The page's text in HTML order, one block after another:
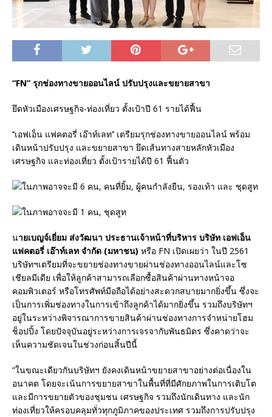
“FN” รุกช่องทางขายออนไลน์ ปรับปรุงและขยายสาขา
ยึดหัวเมืองเศรษฐกิจ-ท่องเที่ยว ตั้งเป้าปี 61 รายได้ฟื้น
‘‘เอฟเอ็น แฟคตอรี่ เอ๊าท์เลท’’ เตรียมรุกช่องทางขายออนไลน์ พร้อม
เดินหน้าปรับปรุง และขยายสาขา ยึดเส้นทางสายหลักหัวเมือง
เศรษฐกิจ และท่องเที่ยว ตั้งเป้ารายได้ปี 61 ฟื้นตัว
นายเบญจ์เยี่ยม ส่งวัฒนา ประธานเจ้าหน้าที่บริหาร บริษัท เอฟเอ็น
แฟคตอรี่ เอ๊าท์เลท จำกัด (มหาชน) หรือ FN เปิดเผยว่า ในปี 2561
บริษัทฯเตรียมที่จะขยายช่องทางขายผ่านช่องทางออนไลน์และโซ
เชียลมีเดีย เพื่อให้ลูกค้าสามารถเลือกซื้อสินค้าผ่านทางหน้าจอ
คอมพิวเตอร์ หรือโทรศัพท์มือถือได้อย่างสะดวกสบายมากยิ่งขึ้น ซึ่งจะ
เป็นการเพิ่มช่องทางในการเข้าถึงลูกค้าได้มากยิ่งขึ้น รวมถึงบริษัทฯ
อยู่ในระหว่างพิจารณาการขายสินค้าผ่านช่องทางการจำหน่ายโฮม
ช็อปปิ้ง โดยปัจจุบันอยู่ระหว่างการเจรจากับพันธมิตร ซึ่งคาดว่าจะ
เห็นความชัดเจนในช่วงก่อนสิ้นปีนี้
“ในขณะเดียวกันบริษัทฯ ยังคงเดินหน้าขยายสาขาอย่างต่อเนื่องใน
อนาคต โดยจะเน้นการขยายสาขาในพื้นที่ที่มีศักยภาพในการเติบโต
และมีการขยายตัวของชุมชน เศรษฐกิจ รวมถึงนักเดินทาง และนัก
ท่องเที่ยวให้ครอบคลุมทั่วทุกภูมิภาคของประเทศ รวมถึงการปรับปรุง